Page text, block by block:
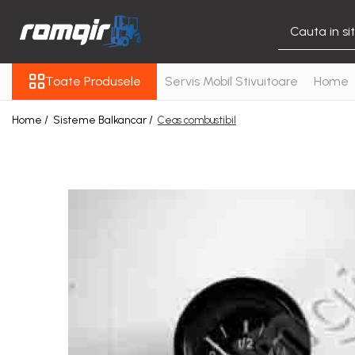
Toate Produsele
Piese Motor
Butuci Balkancar
Toate Produsele Servis Mobil Stivuitoare Home
Home / Sisteme Balkancar / Ceas combustibil